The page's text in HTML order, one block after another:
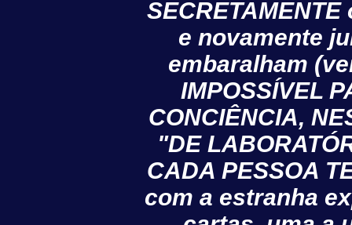
e novamente
embaralham
IMPOSSÍVEL
CONCIÊNCIA,
"DE
CADA PESSOA
com a estranha